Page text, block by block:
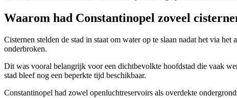
Waarom had Constantinopel zoveel
Cisternen stelden de stad in staat om water op te slaan nadat het via
onderbroken.
Dit was vooral belangrijk voor een dichtbevolkte hoofdstad die vaak
stad bleef nog een beperkte tijd beschikbaar.
Constantinopel had zowel openluchtreservoirs als overdekte